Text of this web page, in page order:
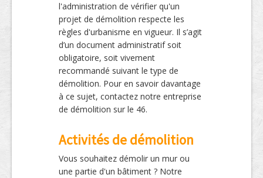
l'administration de vérifier qu'un
projet de démolition respecte les
règles d'urbanisme en vigueur. Il s’agit
d’un document administratif soit
obligatoire, soit vivement
recommandé suivant le type de
démolition. Pour en savoir davantage
à ce sujet, contactez notre entreprise
de démolition sur le 46.
Activités de démolition
Vous souhaitez démolir un mur ou
une partie d'un bâtiment ? Notre